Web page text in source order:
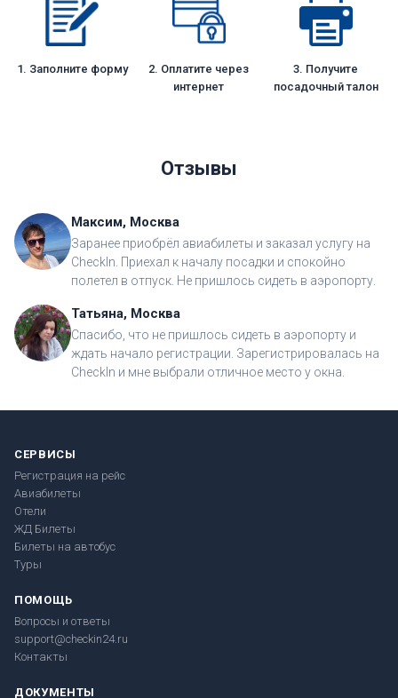
1. Заполните форму
2. Оплатите через
интернет
3. Получите
посадочный талон
Отзывы
Максим, Москва
Заранее приобрёл авиабилеты и заказал услугу на
CheckIn. Приехал к началу посадки и спокойно
полетел в отпуск. Не пришлось сидеть в аэропорту.
Татьяна, Москва
Спасибо, что не пришлось сидеть в аэропорту и
ждать начало регистрации. Зарегистрировалась на
CheckIn и мне выбрали отличное место у окна.
СЕРВИСЫ
Регистрация на рейс
Авиабилеты
Отели
ЖД Билеты
Билеты на автобус
Туры
ПОМОЩЬ
Вопросы и ответы
support@checkin24.ru
Контакты
ДОКУМЕНТЫ